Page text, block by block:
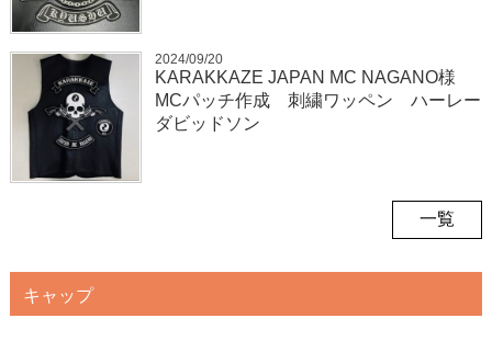
2024/09/20
KARAKKAZE JAPAN MC NAGANO様
MCパッチ作成 刺繍ワッペン ハーレー
ダビッドソン
一覧
キャップ